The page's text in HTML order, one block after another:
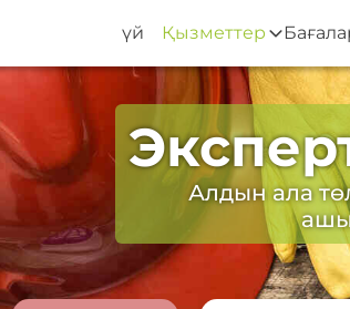
үй Қызметтер
Алдын ала